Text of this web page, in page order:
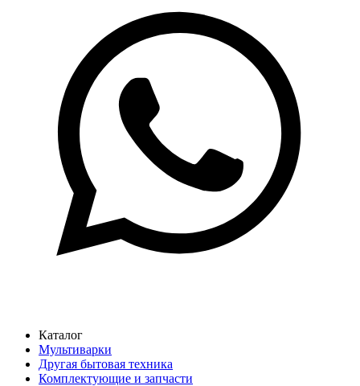
Каталог
Мультиварки
Другая бытовая техника
Комплектующие и запчасти